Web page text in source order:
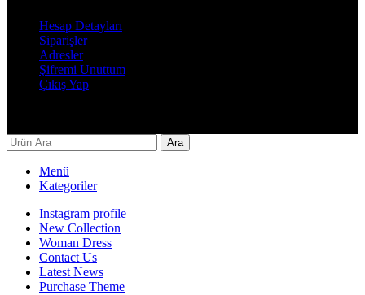
Hesap Detayları
Siparişler
Adresler
Şifremi Unuttum
Çıkış Yap
Ara
Menü
Kategoriler
Instagram profile
New Collection
Woman Dress
Contact Us
Latest News
Purchase Theme